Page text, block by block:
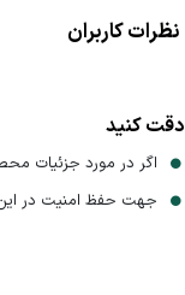
نظرات کاربران
دقت کنید
اگر در مورد جزئیات
جهت حفظ امنیت در